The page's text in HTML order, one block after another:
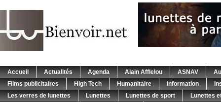
Accueil Actualités Agenda Alain Afflelou ASNAV
Films publicitaires
High Tech Humanitaire Information
Les verres de lunettes
Lunettes Lunettes de sport
Lunettes